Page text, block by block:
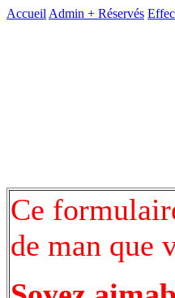
Accueil Admin + Réservés
Ce
de man que